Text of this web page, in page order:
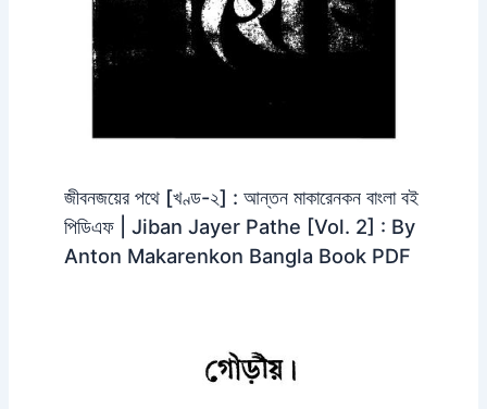
জীবনজয়ের পথে [খণ্ড-২] : আন্তন মাকারেনকন বাংলা বই
পিডিএফ | Jiban Jayer Pathe [Vol. 2] : By
Anton Makarenkon Bangla Book PDF